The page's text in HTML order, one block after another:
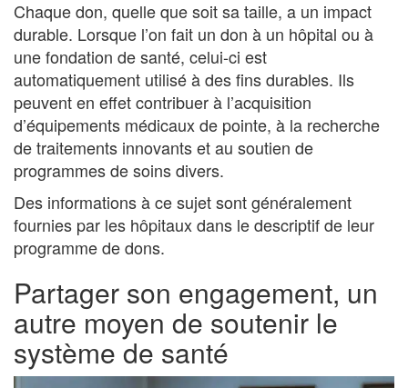
Chaque don, quelle que soit sa taille, a un impact
durable. Lorsque l’on fait un don à un hôpital ou à
une fondation de santé, celui-ci est
automatiquement utilisé à des fins durables. Ils
peuvent en effet contribuer à l’acquisition
d’équipements médicaux de pointe, à la recherche
de traitements innovants et au soutien de
programmes de soins divers.
Des informations à ce sujet sont généralement
fournies par les hôpitaux dans le descriptif de leur
programme de dons.
Partager son engagement, un
autre moyen de soutenir le
système de santé